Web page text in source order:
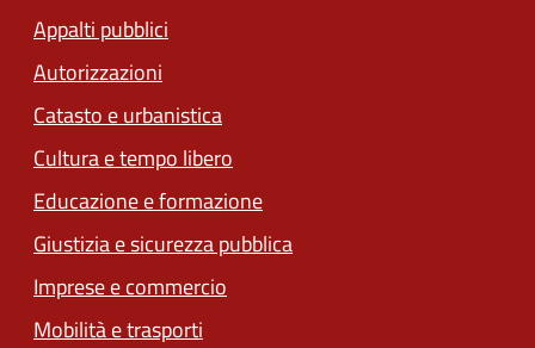
Appalti pubblici
Autorizzazioni
Catasto e urbanistica
Cultura e tempo libero
Educazione e formazione
Giustizia e sicurezza pubblica
Imprese e commercio
Mobilità e trasporti